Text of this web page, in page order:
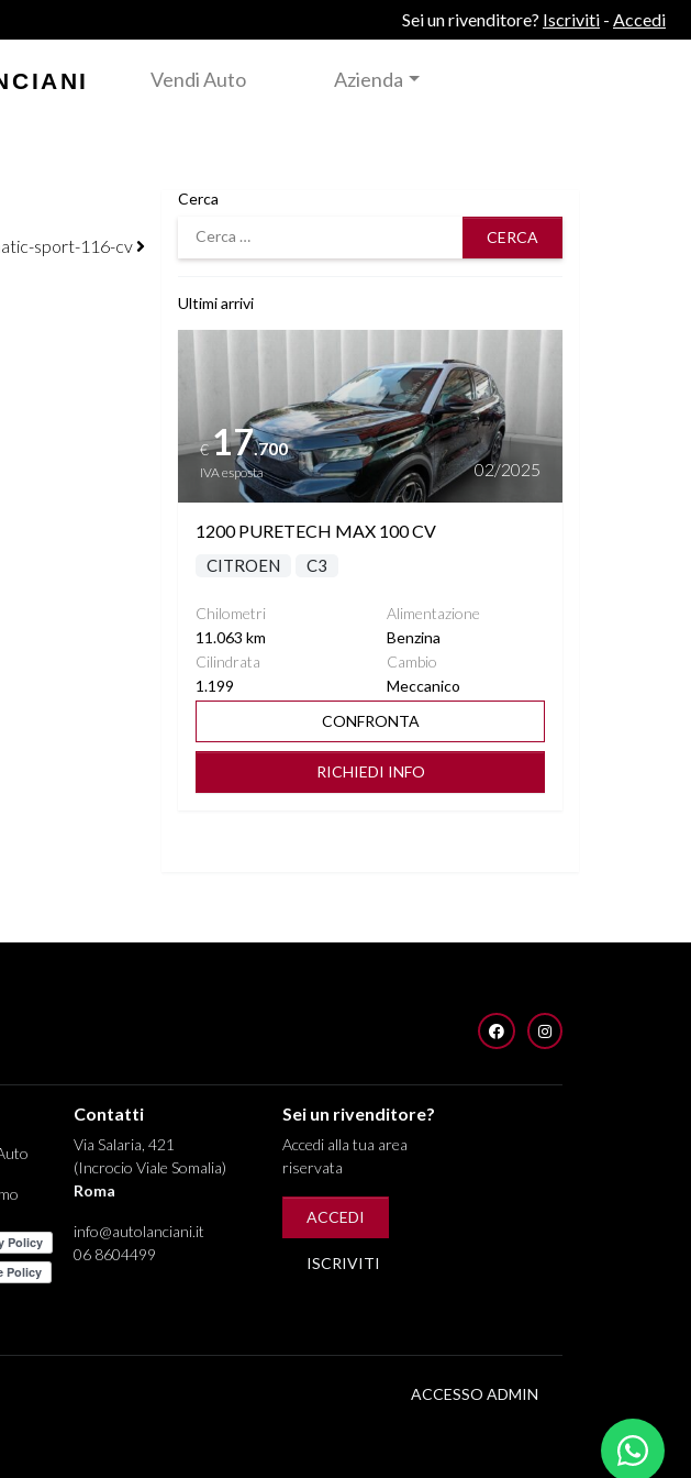
Sei un rivenditore? Iscriviti - Accedi
Vendi Auto Azienda
sport-116-cv
Cerca
Cerca
Ultimi arrivi
Vedi dettagli
€17.700
IVA esposta 02/2025
1200 PURETECH MAX 100 CV
CITROEN C3
Chilometri
11.063 km
Alimentazione
Benzina
Cilindrata
1.199
Cambio
Meccanico
CONFRONTA
RICHIEDI INFO
FACEBOOKINSTAGRAM
Contatti
Via Salaria, 421
(Incrocio Viale Somalia)
Roma
info@autolanciani.it
06 8604499
Sei un rivenditore?
Accedi alla tua area
riservata
ACCEDI
ISCRIVITI
ACCESSO ADMIN